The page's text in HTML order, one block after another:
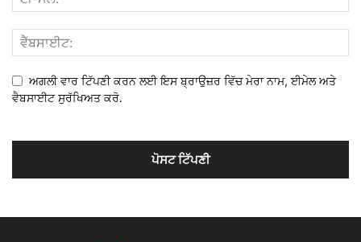
ਅਗਲੀ ਵਾਰ ਟਿੱਪਣੀ ਕਰਨ ਲਈ ਇਸ ਬ੍ਰਾਉਜ਼ਰ ਵਿੱਚ ਮੇਰਾ ਨਾਮ, ਈਮੇਲ ਅਤੇ
ਵੈਬਸਾਈਟ ਸੁਰੱਖਿਅਤ ਕਰੋ.